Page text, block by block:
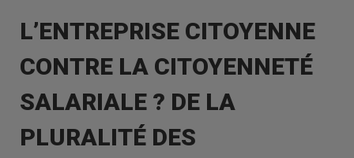
L’ENTREPRISE CITOYENNE
CONTRE LA CITOYENNETÉ
SALARIALE ? DE LA
PLURALITÉ DES